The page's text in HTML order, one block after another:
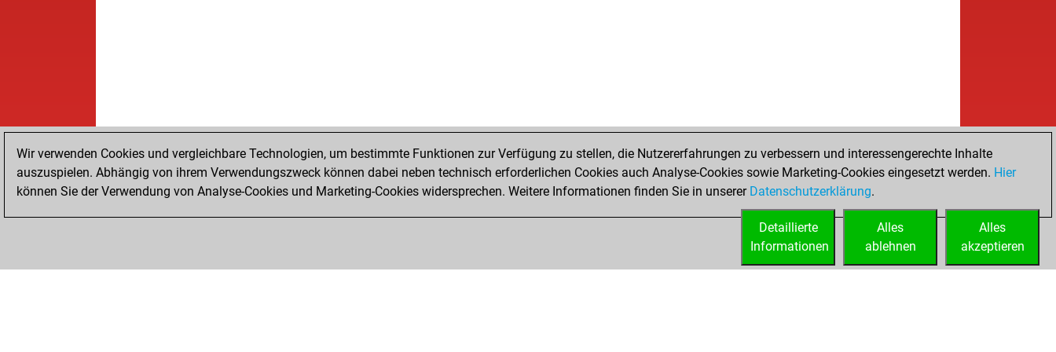
Wir verwenden Cookies und vergleichbare Technologien, um bestimmte Funktionen zur Verfügung zu stellen, die Nutzererfahrungen zu verbessern und interessengerechte Inhalte
auszuspielen. Abhängig von ihrem Verwendungszweck können dabei neben technisch erforderlichen Cookies auch Analyse-Cookies sowie Marketing-Cookies eingesetzt werden. Hier
können Sie der Verwendung von Analyse-Cookies und Marketing-Cookies widersprechen. Weitere Informationen finden Sie in unserer Datenschutzerklärung.
Alles
akzeptieren
Alles
ablehnen
Detaillierte
Informationen